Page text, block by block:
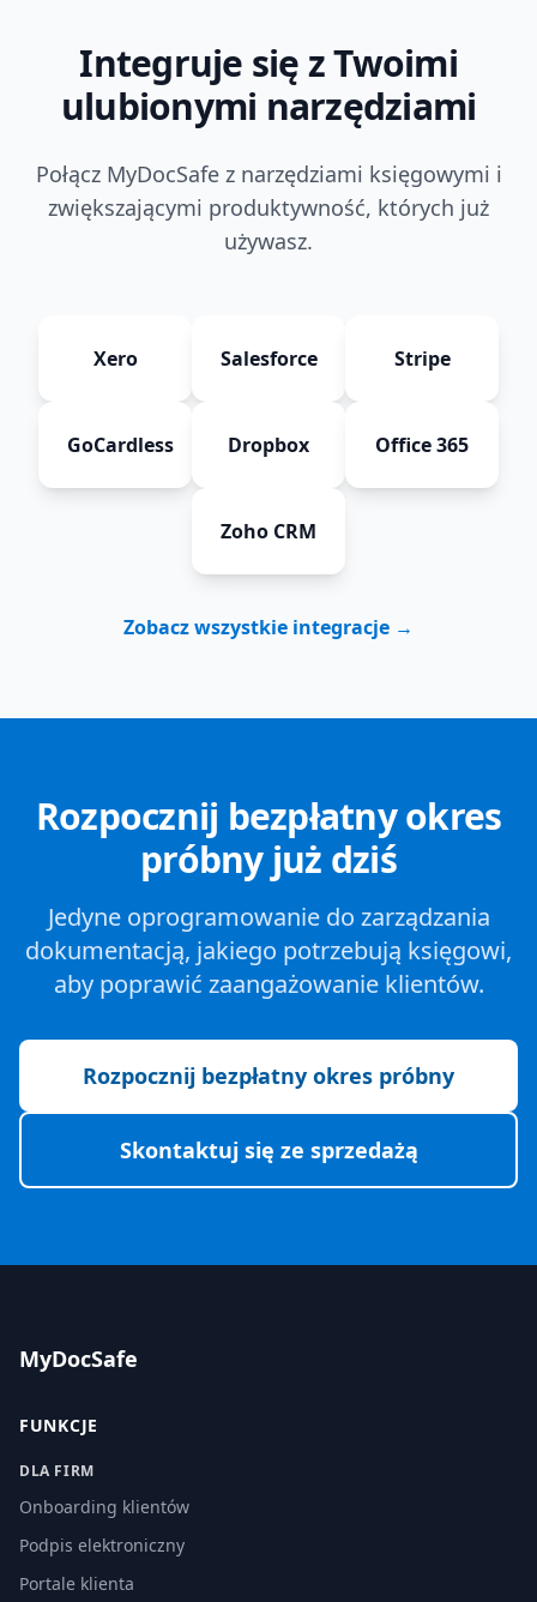
Integruje się z Twoimi
ulubionymi narzędziami
Połącz MyDocSafe z narzędziami księgowymi i
zwiększającymi produktywność, których już
używasz.
Xero Salesforce Stripe
GoCardless Dropbox Office 365
Zoho CRM
Zobacz wszystkie integracje →
Rozpocznij bezpłatny okres
próbny już dziś
Jedyne oprogramowanie do zarządzania
dokumentacją, jakiego potrzebują księgowi,
aby poprawić zaangażowanie klientów.
Rozpocznij bezpłatny okres próbny
Skontaktuj się ze sprzedażą
MyDocSafe
FUNKCJE
DLA FIRM
Onboarding klientów
Podpis elektroniczny
Portale klienta